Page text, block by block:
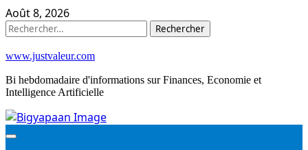
Skip
to
Août 8, 2026
Rechercher :
www.justvaleur.com
Bi hebdomadaire d'informations sur Finances, Economie et
Intelligence Artificielle